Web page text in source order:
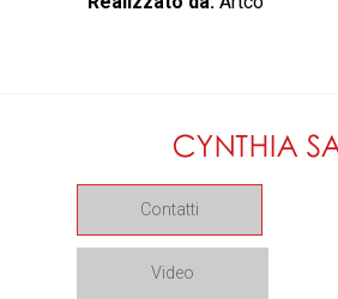
Contatti
Video